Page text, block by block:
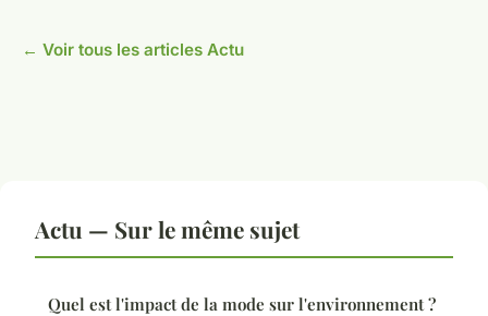
← Voir tous les articles Actu
Actu — Sur le même sujet
Quel est l'impact de la mode sur l'environnement ?